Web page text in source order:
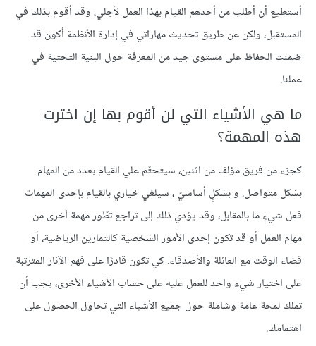
أستطيع أن أطلب من أحدهم القيام بهذا العمل لأجلي، وقد أقوم بذلك في
المستقبل، ولكن عن طريق تحديث مهاراتي في إدارة الأنظمة أكون قد
ضمنت الحفاظ على مستوى جيد من المعرفة حول البنية التحتية في
عملنا.
ما هي الأشياء التي لن أقوم بها إن اخترت
هذه المهمة؟
كجزء من فريق مؤلف من اثنين، سيتحتّم علي القيام بعدد من المهام
بشكل متواصل. و بشكلٍ أساسيّ ، سيلغي خياري بالقيام بإحدى المهمات
فعل شيءٍ ما بالمقابل، وقد يؤدي ذلك إلى تراجع تطّور مهمة أخرى من
مهام العمل أو قد تكون إحدى الأمور الشخصية كالتمارين الرياضية، أو
قضاء الوقت مع العائلة والأصدقاء. كي تكون قادرًا على فهم الآثار المترتبة
على اختيار شيء واحد للعمل عليه على حساب الأشياء الأخرى، يجب أن
تملك لمحة عامة وشاملة حول جميع الأشياء التي تحاول الحصول على
اهتمامك.